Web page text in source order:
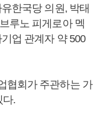
한국당 의원, 박태
루노 피게로아 멕
업 관계자 약 500
협회가 주관하는 가
다.